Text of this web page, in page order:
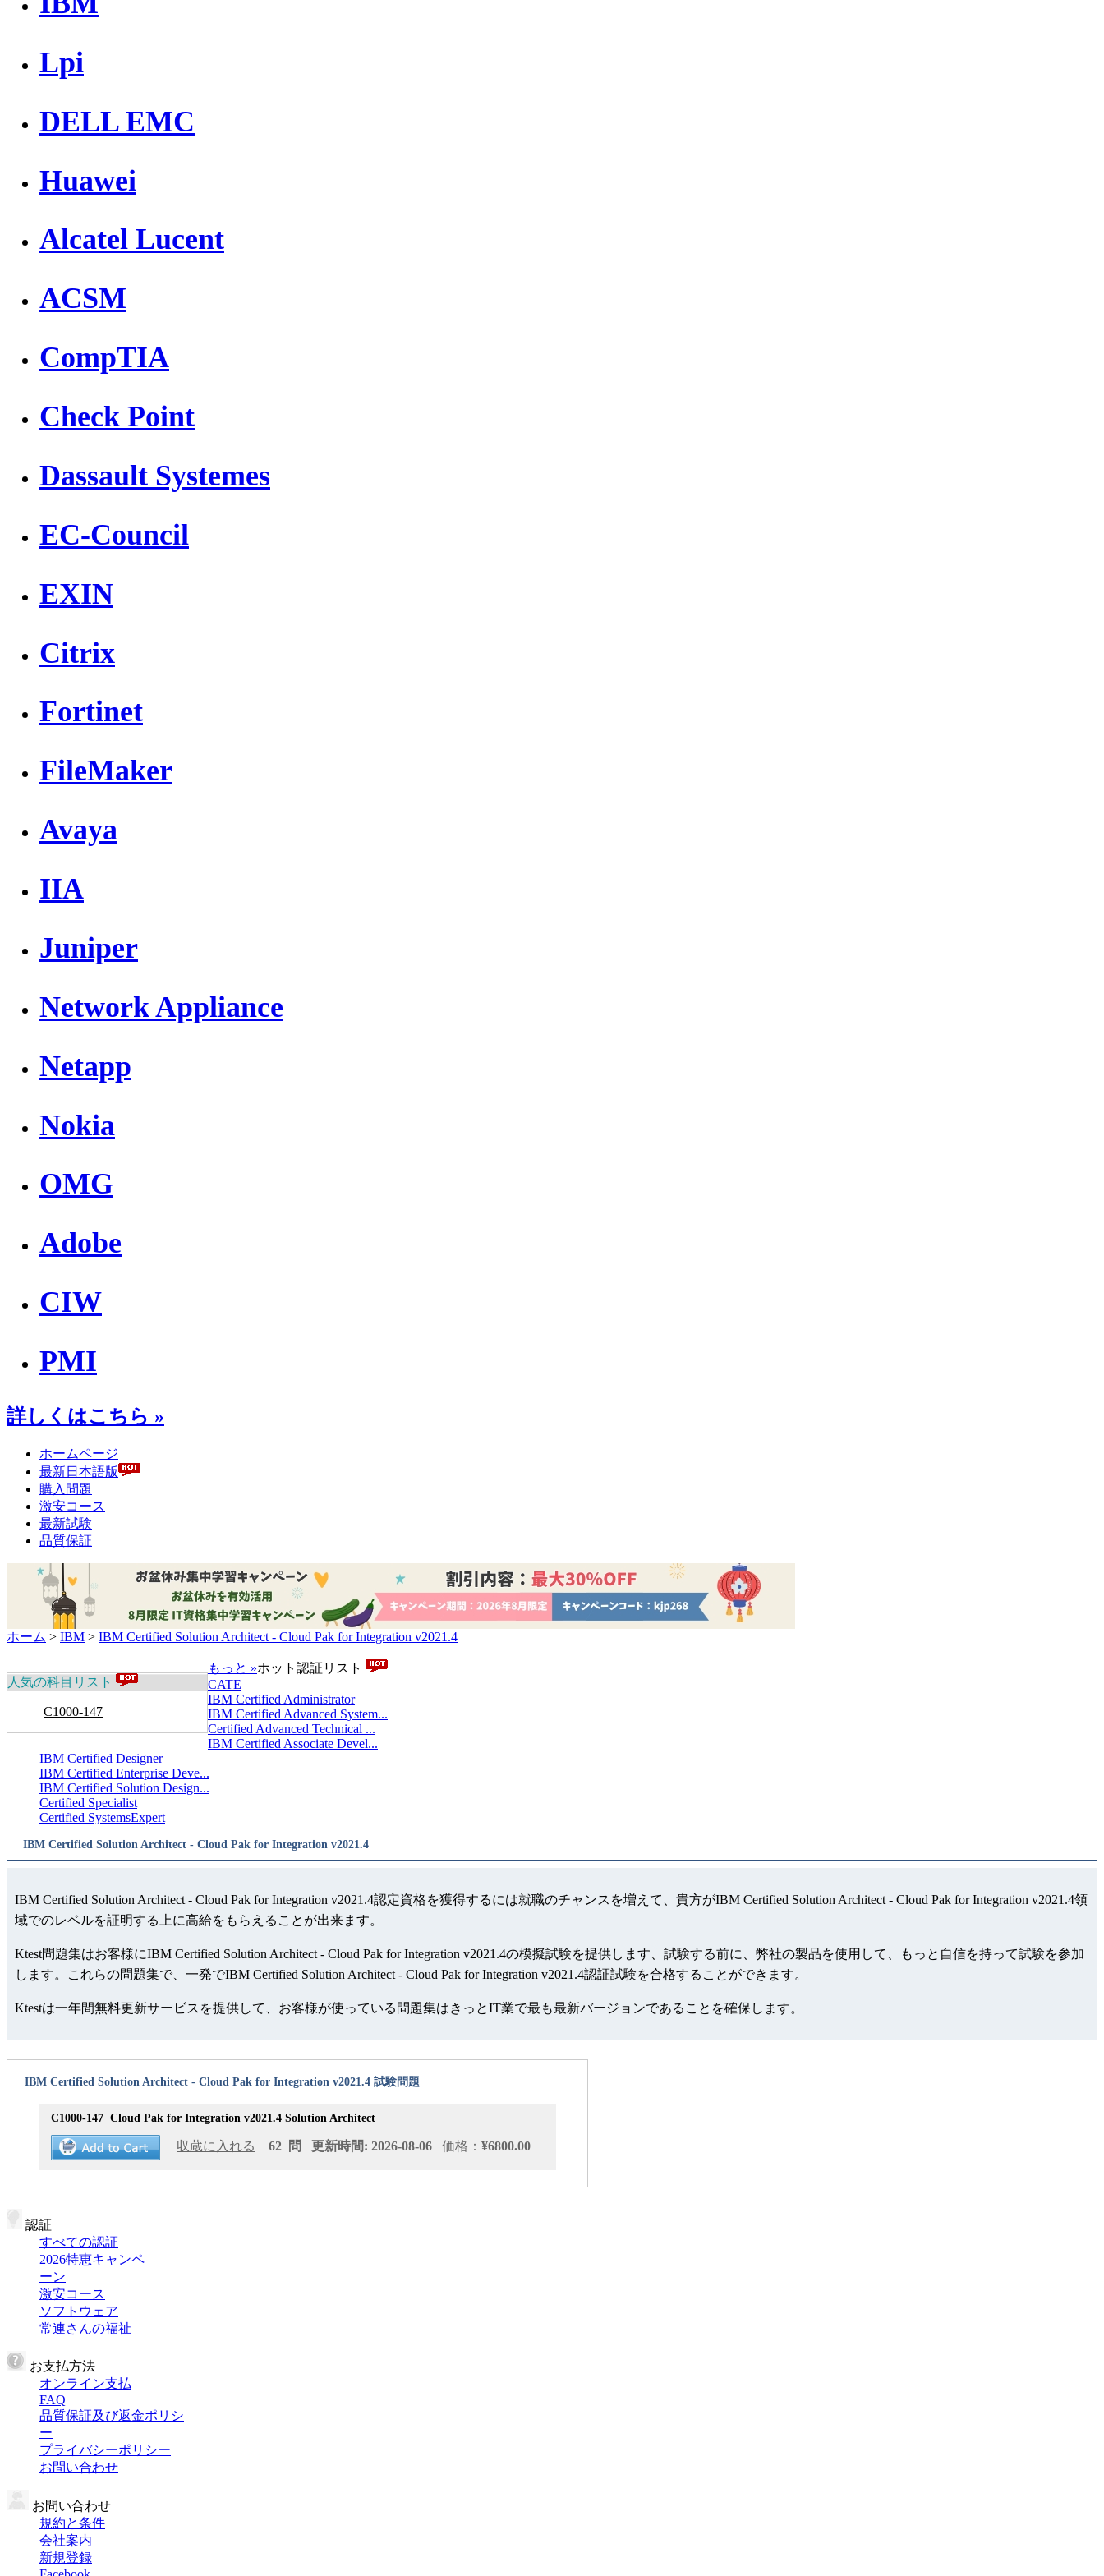
Lpi
DELL EMC
Huawei
Alcatel Lucent
ACSM
CompTIA
Check Point
Dassault Systemes
EC-Council
EXIN
Citrix
Fortinet
FileMaker
Avaya
IIA
Juniper
Network Appliance
Netapp
Nokia
OMG
Adobe
CIW
PMI
詳しくはこちら »
ホームページ
最新日本語版
購入問題
激安コース
最新試験
品質保証
ホーム > IBM > IBM Certified Solution Architect - Cloud Pak for Integration v2021.4
人気の科目リスト
C1000-147
もっと »ホット認証リスト
CATE
IBM Certified Administrator
IBM Certified Advanced System...
Certified Advanced Technical ...
IBM Certified Associate Devel...
IBM Certified Designer
IBM Certified Enterprise Deve...
IBM Certified Solution Design...
Certified Specialist
Certified SystemsExpert
IBM Certified Solution Architect - Cloud Pak for Integration v2021.4
IBM Certified Solution Architect - Cloud Pak for Integration v2021.4認定資格を獲得するには就職のチャンスを増えて、貴方がIBM Certified Solution Architect - Cloud Pak for Integration v2021.4領
域でのレベルを証明する上に高給をもらえることが出来ます。
Ktest問題集はお客様にIBM Certified Solution Architect - Cloud Pak for Integration v2021.4の模擬試験を提供します、試験する前に、弊社の製品を使用して、もっと自信を持って試験を参加
します。これらの問題集で、一発でIBM Certified Solution Architect - Cloud Pak for Integration v2021.4認証試験を合格することができます。
Ktestは一年間無料更新サービスを提供して、お客様が使っている問題集はきっとIT業で最も最新バージョンであることを確保します。
IBM Certified Solution Architect - Cloud Pak for Integration v2021.4 試験問題
C1000-147 Cloud Pak for Integration v2021.4 Solution Architect
収蔵に入れる 62 問 更新時間: 2026-08-06 価格： ¥6800.00
認証
すべての認証
2026特恵キャンペ
ーン
激安コース
ソフトウェア
常連さんの福祉
お支払方法
オンライン支払
FAQ
品質保証及び返金ポリシ
ー
プライバシーポリシー
お問い合わせ
お問い合わせ
規約と条件
会社案内
新規登録